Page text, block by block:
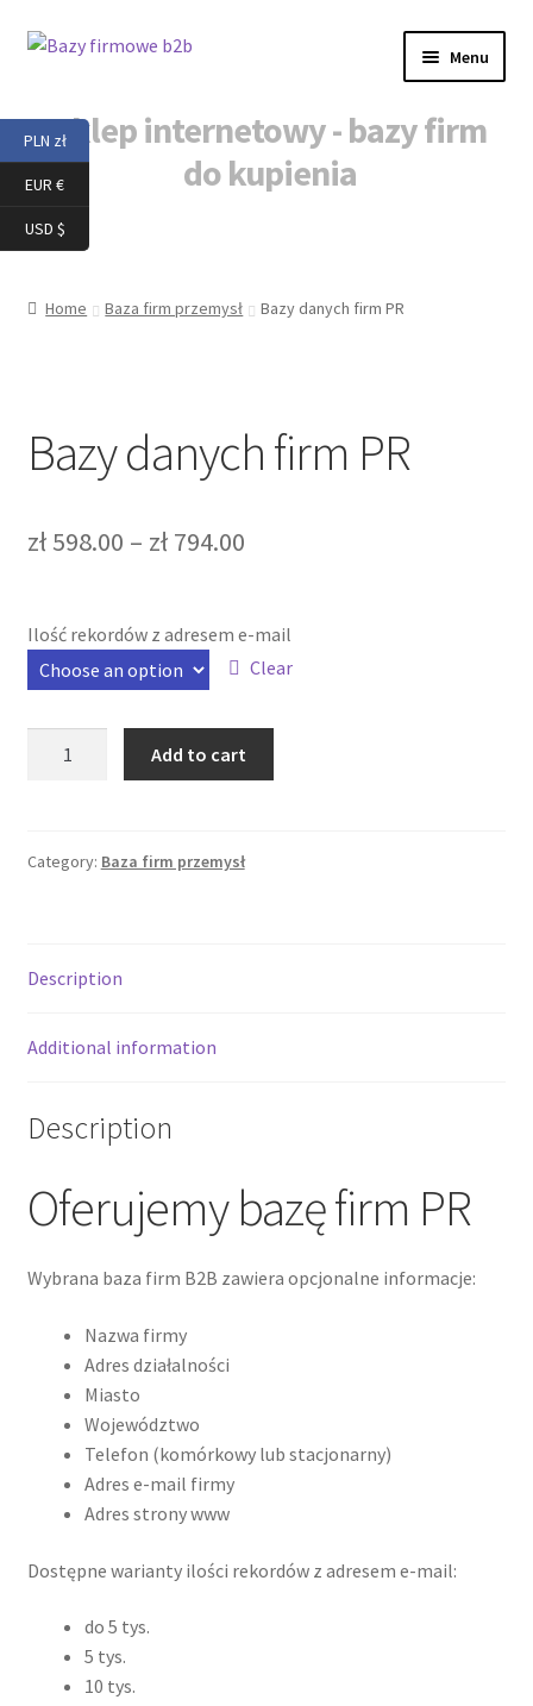
Przejdź
Przejdź
Sklep internetowy - bazy firm
do kupienia
Menu
Strona główna
Home Baza firm przemysł Bazy danych firm PR
Bazy danych firm PR
zł598.00 – zł794.00
Ilość rekordów z adresem e-mail
Clear
quantity
Add to cart
Category: Baza firm przemysł
Description
Additional information
Description
Oferujemy bazę firm PR
Wybrana baza firm B2B zawiera opcjonalne informacje:
Nazwa firmy
Adres działalności
Miasto
Województwo
Telefon (komórkowy lub stacjonarny)
Adres e-mail firmy
Adres strony www
Dostępne warianty ilości rekordów z adresem e-mail:
do 5 tys.
5 tys.
10 tys.
PLN zł
EUR €
USD $